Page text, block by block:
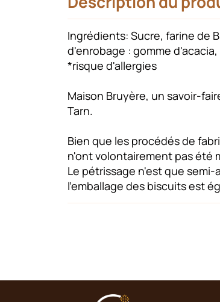
Ingrédients: Sucre, farine de
d'enrobage : gomme
*risque d'allergies
Maison Bruyère, un savoir-
Tarn.
Bien que les procédés de
n'ont volontairement pas été
Le pétrissage n'est que
l'emballage des biscuits est